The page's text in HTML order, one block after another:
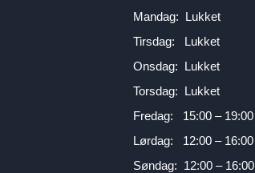
Mandag: Lukket
Tirsdag: Lukket
Onsdag: Lukket
Torsdag: Lukket
Fredag: 15:00 – 19:00
Lørdag: 12:00 – 16:00
Søndag: 12:00 – 16:00